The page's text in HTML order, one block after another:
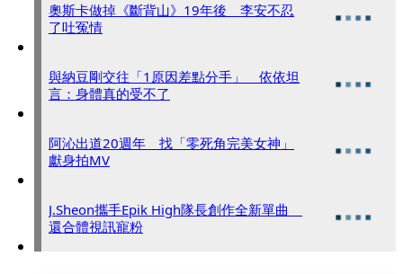
奧斯卡做掉《斷背山》19年後 李安不忍
了吐冤情
與納豆剛交往「1原因差點分手」 依依坦
言：身體真的受不了
阿沁出道20週年 找「零死角完美女神」
獻身拍MV
J.Sheon攜手Epik High隊長創作全新單曲
還合體視訊寵粉